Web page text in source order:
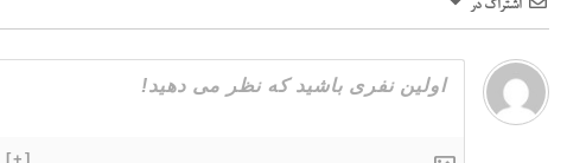
اشتراک در
[+]